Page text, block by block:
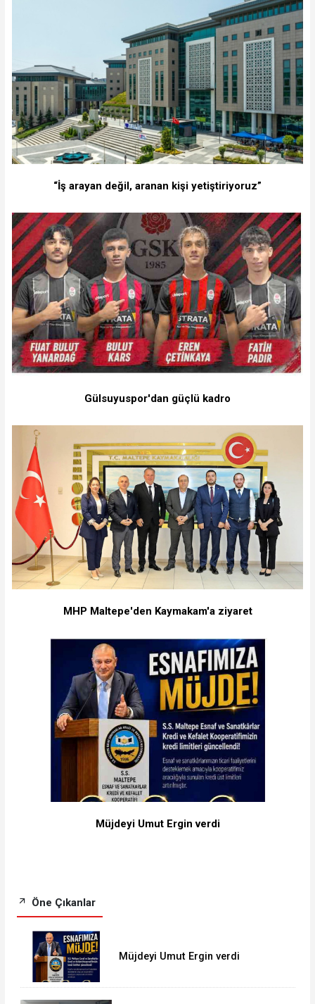
“İş arayan değil, aranan kişi yetiştiriyoruz”
Gülsuyuspor'dan güçlü kadro
MHP Maltepe'den Kaymakam'a ziyaret
Müjdeyi Umut Ergin verdi
Öne Çıkanlar
Müjdeyi Umut Ergin verdi